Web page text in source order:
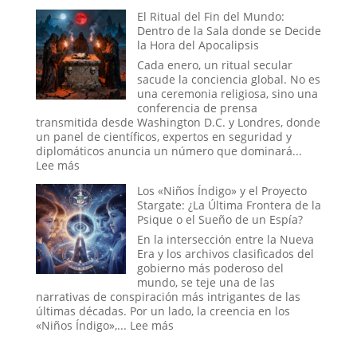
Maldición
de
Tecumseh:
¿La
Estadística
más
Espeluznante
de
la
Casa
Blanca
el
Mito
más
Perverso?
El Ritual del Fin del Mundo:
Dentro de la Sala donde se Decide
la Hora del Apocalipsis
Cada enero, un ritual secular
sacude la conciencia global. No es
una ceremonia religiosa, sino una
conferencia de prensa
transmitida desde Washington D.C. y Londres, donde
un panel de científicos, expertos en seguridad y
diplomáticos anuncia un número que dominará...
Lee más:
Ritual
del
Fin
del
Mundo:
Dentro
la
Sala
donde
Los «Niños Índigo» y el Proyecto
Stargate: ¿La Última Frontera de la
Psique o el Sueño de un Espía?
En la intersección entre la Nueva
Era y los archivos clasificados del
gobierno más poderoso del
mundo, se teje una de las
narrativas de conspiración más intrigantes de las
últimas décadas. Por un lado, la creencia en los
«Niños Índigo»,... Lee más: